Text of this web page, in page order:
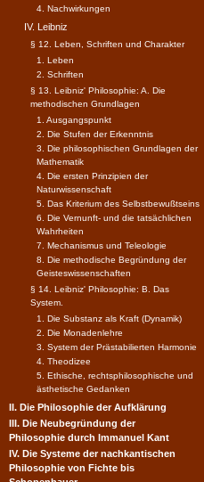
4. Nachwirkungen
IV. Leibniz
§ 12. Leben, Schriften und Charakter
1. Leben
2. Schriften
§ 13. Leibniz' Philosophie: A. Die
methodischen Grundlagen
1. Ausgangspunkt
2. Die Stufen der Erkenntnis
3. Die philosophischen Grundlagen der
Mathematik
4. Die ersten Prinzipien der
Naturwissenschaft
5. Das Kriterium des Selbstbewußtseins
6. Die Vernunft- und die tatsächlichen
Wahrheiten
7. Mechanismus und Teleologie
8. Die methodische Begründung der
Geisteswissenschaften
§ 14. Leibniz' Philosophie: B. Das
System.
1. Die Substanz als Kraft (Dynamik)
2. Die Monadenlehre
3. System der Prästabilierten Harmonie
4. Theodizee
5. Ethische, rechtsphilosophische und
ästhetische Gedanken
II. Die Philosophie der Aufklärung
III. Die Neubegründung der
Philosophie durch Immanuel Kant
IV. Die Systeme der nachkantischen
Philosophie von Fichte bis